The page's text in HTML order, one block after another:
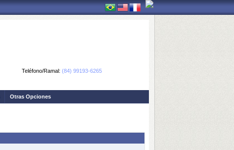
Teléfono/Ramal: (84) 99193-6265
Otras Opciones